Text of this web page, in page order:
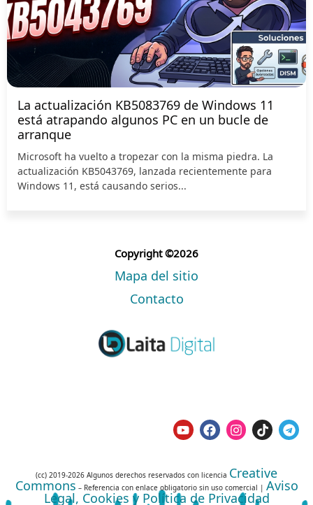
La actualización KB5083769 de Windows 11
está atrapando algunos PC en un bucle de
arranque
Microsoft ha vuelto a tropezar con la misma piedra. La
actualización KB5043769, lanzada recientemente para
Windows 11, está causando serios...
Copyright ©2026
Mapa del sitio
Contacto
(cc) 2019-2026 Algunos derechos reservados con licencia Creative
Commons – Referencia con enlace obligatorio sin uso comercial | Aviso
Legal, Cookies y Política de Privacidad